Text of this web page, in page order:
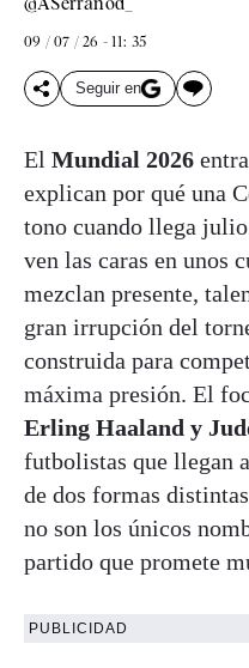
09 / 07 / 26 - 11: 35
Seguir en
El Mundial 2026
explican por qué una
tono cuando llega
ven las caras en unos
mezclan presente,
gran irrupción del
construida para
máxima presión. El
Erling Haaland y
futbolistas que llegan
de dos formas
no son los únicos
partido que promete
PUBLICIDAD